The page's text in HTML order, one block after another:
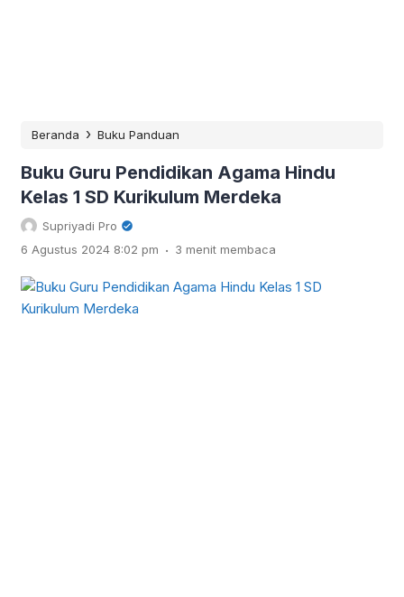
Beranda › Buku Panduan
Buku Guru Pendidikan Agama Hindu
Kelas 1 SD Kurikulum Merdeka
Supriyadi Pro
6 Agustus 2024 8:02 pm . 3 menit membaca